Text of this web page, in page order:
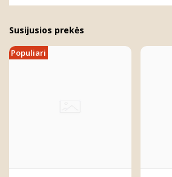
Susijusios prekės
Populiari